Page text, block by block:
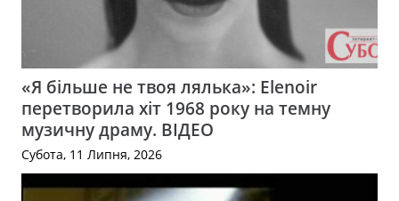
«Я більше не твоя лялька»: Elenoir
перетворила хіт 1968 року на темну
музичну драму. ВІДЕО
Субота, 11 Липня, 2026